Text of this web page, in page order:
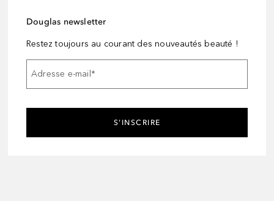
Douglas newsletter
Restez toujours au courant des nouveautés beauté !
Adresse e-mail*
S'INSCRIRE